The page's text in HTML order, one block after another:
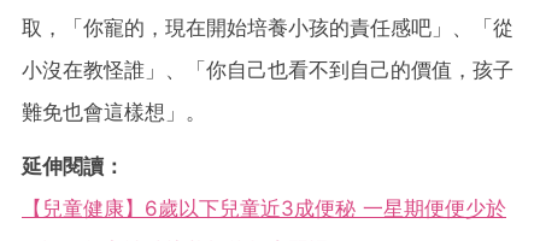
取，「你寵的，現在開始培養小孩的責任感吧」、「從
小沒在教怪誰」、「你自己也看不到自己的價值，孩子
難免也會這樣想」。
延伸閱讀：
【兒童健康】6歲以下兒童近3成便秘 一星期便便少於